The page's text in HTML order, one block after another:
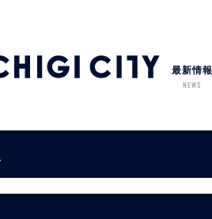
最新情報
NEWS